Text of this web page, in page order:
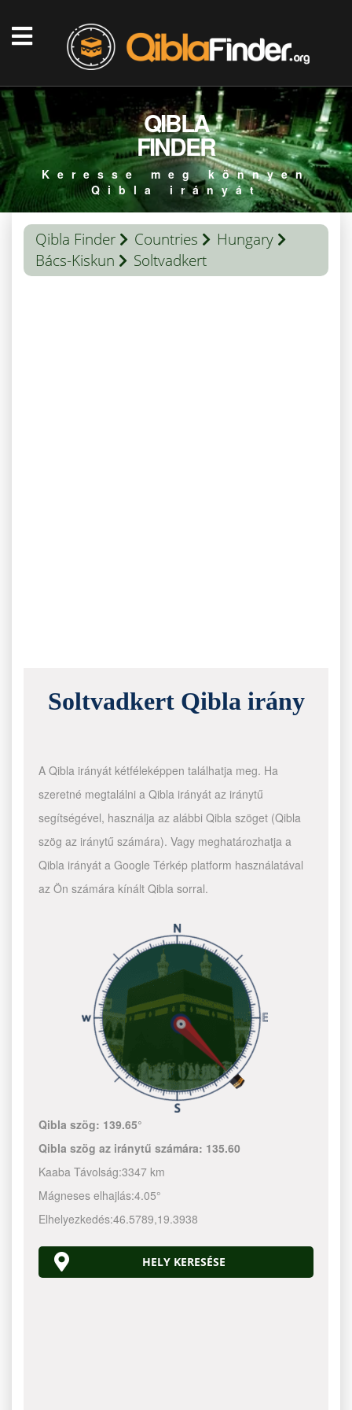
QIBLA
FINDER
Keresse meg könnyen
Qibla irányát
Qibla Finder Countries
Hungary
Bács-Kiskun
Soltvadkert
Soltvadkert Qibla irány
A Qibla irányát kétféleképpen találhatja meg. Ha
szeretné megtalálni a Qibla irányát az iránytű
segítségével, használja az alábbi Qibla szöget (Qibla
szög az iránytű számára). Vagy meghatározhatja a
Qibla irányát a Google Térkép platform használatával
az Ön számára kínált Qibla sorral.
Qibla szög: 139.65°
Qibla szög az iránytű számára: 135.60
Kaaba Távolság:3347 km
Mágneses elhajlás:4.05°
Elhelyezkedés:46.5789,19.3938
HELY KERESÉSE